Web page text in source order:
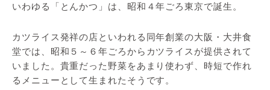
いわゆる「とんかつ」は、昭和４年ごろ東京で誕生。
カツライス発祥の店といわれる同年創業の大阪・大井食
堂では、昭和５～６年ごろからカツライスが提供されて
いました。貴重だった野菜をあまり使わず、時短で作れ
るメニューとして生まれたそうです。